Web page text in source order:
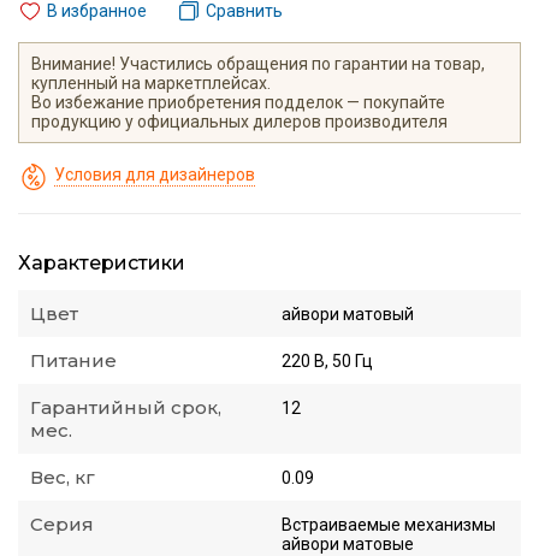
В избранное Сравнить
Внимание! Участились обращения по гарантии на товар,
купленный на маркетплейсах.
Во избежание приобретения подделок — покупайте
продукцию у официальных дилеров производителя
Условия для дизайнеров
Характеристики
Цвет айвори матовый
Питание 220 В, 50 Гц
Гарантийный срок,
мес.
12
Вес, кг 0.09
Серия
Встраиваемые механизмы
айвори матовые